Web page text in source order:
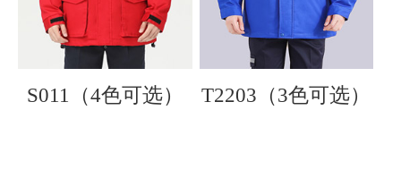
S011（4色可选） T2203（3色可选）